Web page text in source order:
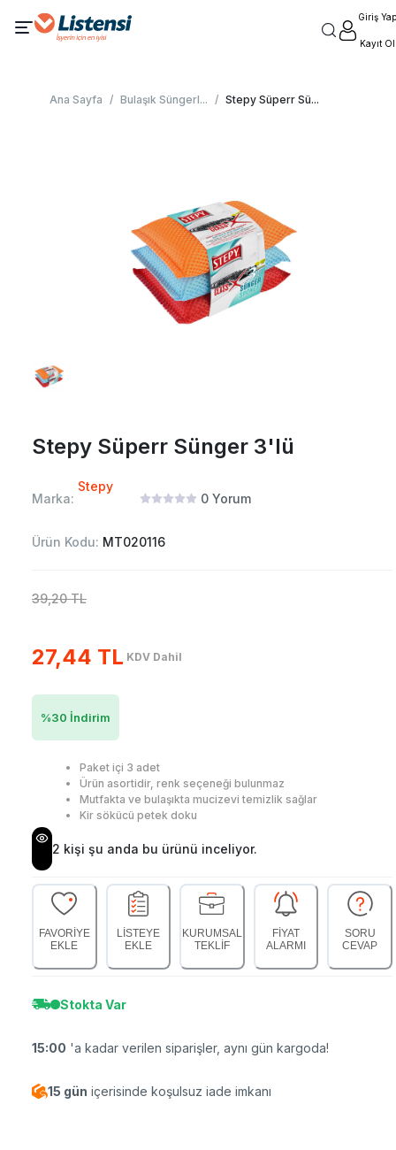
Giriş Yap
Kayıt Ol
Ana Sayfa / Bulaşık Süngerl... / Stepy Süperr Sü...
Stepy Süperr Sünger 3'lü
Marka:
Stepy
0 Yorum
Ürün Kodu: MT020116
39,20 TL
27,44 TL KDV Dahil
%30 İndirim
Paket içi 3 adet
Ürün asortidir, renk seçeneği bulunmaz
Mutfakta ve bulaşıkta mucizevi temizlik sağlar
Kir sökücü petek doku
2 kişi şu anda bu ürünü inceliyor.
FAVORİYE
EKLE
LİSTEYE
EKLE
KURUMSAL
TEKLİF
FİYAT
ALARMI
SORU
CEVAP
Stokta Var
15:00 'a kadar verilen siparişler, aynı gün kargoda!
15 gün içerisinde koşulsuz iade imkanı